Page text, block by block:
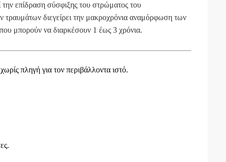
την επίδραση σύσφιξης του στρώματος του
διεγείρει την μακροχρόνια αναμόρφωση των
μπορούν να διαρκέσουν 1 έως 3 χρόνια.
πληγή για τον περιβάλλοντα ιστό.